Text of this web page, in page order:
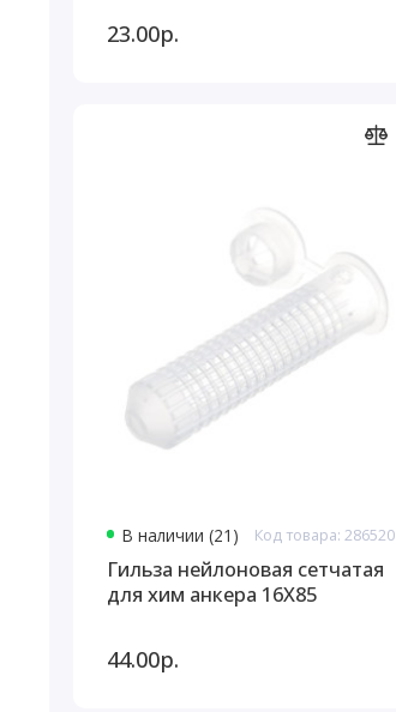
23.00р.
В наличии (21) Код товара: 286520
Гильза нейлоновая сетчатая
для хим анкера 16Х85
44.00р.